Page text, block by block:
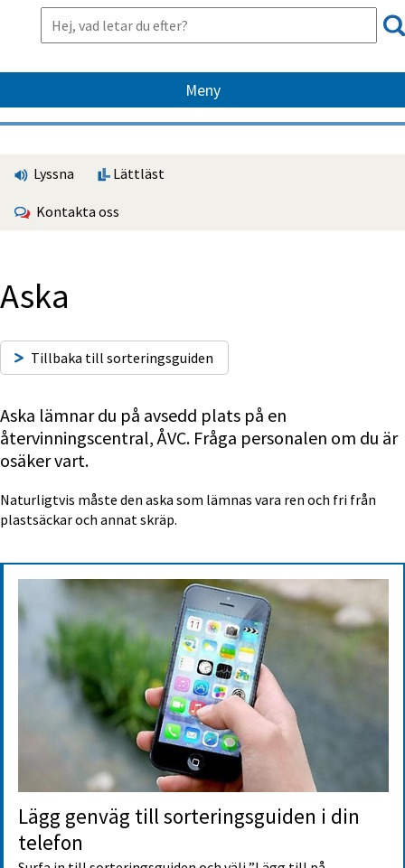
Meny
Lyssna Lättläst
Kontakta oss
Aska
Tillbaka till sorteringsguiden
Aska lämnar du på avsedd plats på en
återvinningscentral, ÅVC. Fråga personalen om du är
osäker vart.
Naturligtvis måste den aska som lämnas vara ren och fri från
plastsäckar och annat skräp.
Lägg genväg till sorterings­guiden i din
telefon